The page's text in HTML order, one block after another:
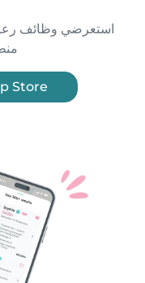
استعرضي وظائف